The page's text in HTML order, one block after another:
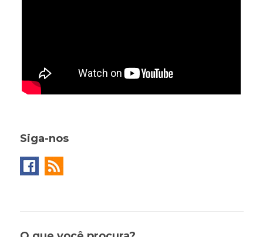
Siga-nos